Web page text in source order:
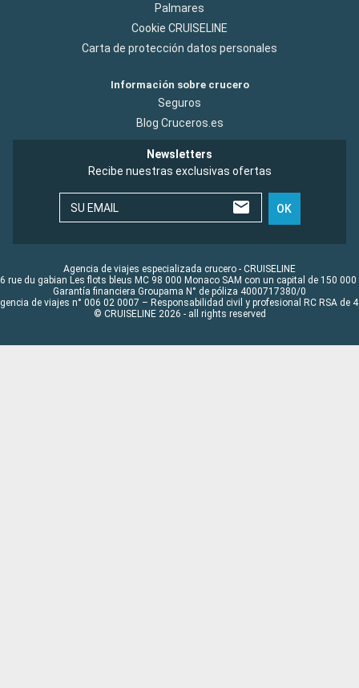
Palmares
Cookie CRUISELINE
Carta de protección datos personales
Información sobre crucero
Seguros
Blog Cruceros.es
Newsletters
Recibe nuestras exclusivas ofertas
SU EMAIL OK
Agencia de viajes especializada crucero - CRUISELINE
rue du gabian Les flots bleus MC 98 000 Monaco SAM con un capital de 150 000
Garantía financiera Groupama N° de póliza 4000717380/0
de viajes n° 006 02 0007 – Responsabilidad civil y profesional RC RSA de
© CRUISELINE 2026 - all rights reserved